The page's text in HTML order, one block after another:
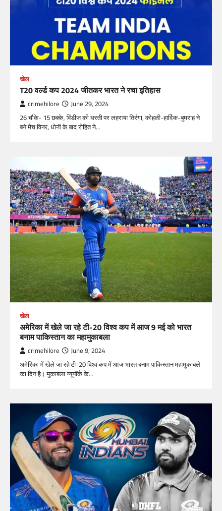
खेल
T20 वर्ल्ड कप 2024 जीतकर भारत ने रचा इतिहास
crimehilore June 29, 2024
26 चौके- 15 छक्के, विंडीज की धरती पर लहराया तिरंगा, कोहली-हार्दिक-बुमराह ने
बने मैच विनर, धोनी के बाद रोहित ने…
खेल
अमेरिका में खेले जा रहे टी-20 विश्व कप में आज 9 मई को भारत
बनाम पाकिस्तान का महामुकाबला
crimehilore June 9, 2024
अमेरिका में खेले जा रहे टी-20 विश्व कप में आज भारत बनाम पाकिस्तान महामुकाबले
का दिन है। मुकाबला न्यूयॉर्क के…